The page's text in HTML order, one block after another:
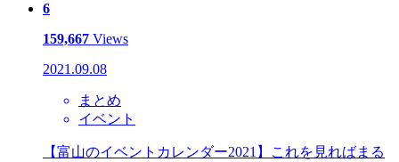
6
159,667 Views
2021.09.08
まとめ
イベント
【富山のイベントカレンダー2021】これを見ればまる